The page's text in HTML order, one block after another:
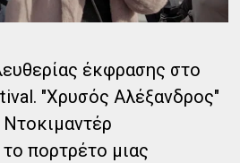
έκφρασης στο
"Χρυσός Αλέξανδρος"
πορτρέτο μιας